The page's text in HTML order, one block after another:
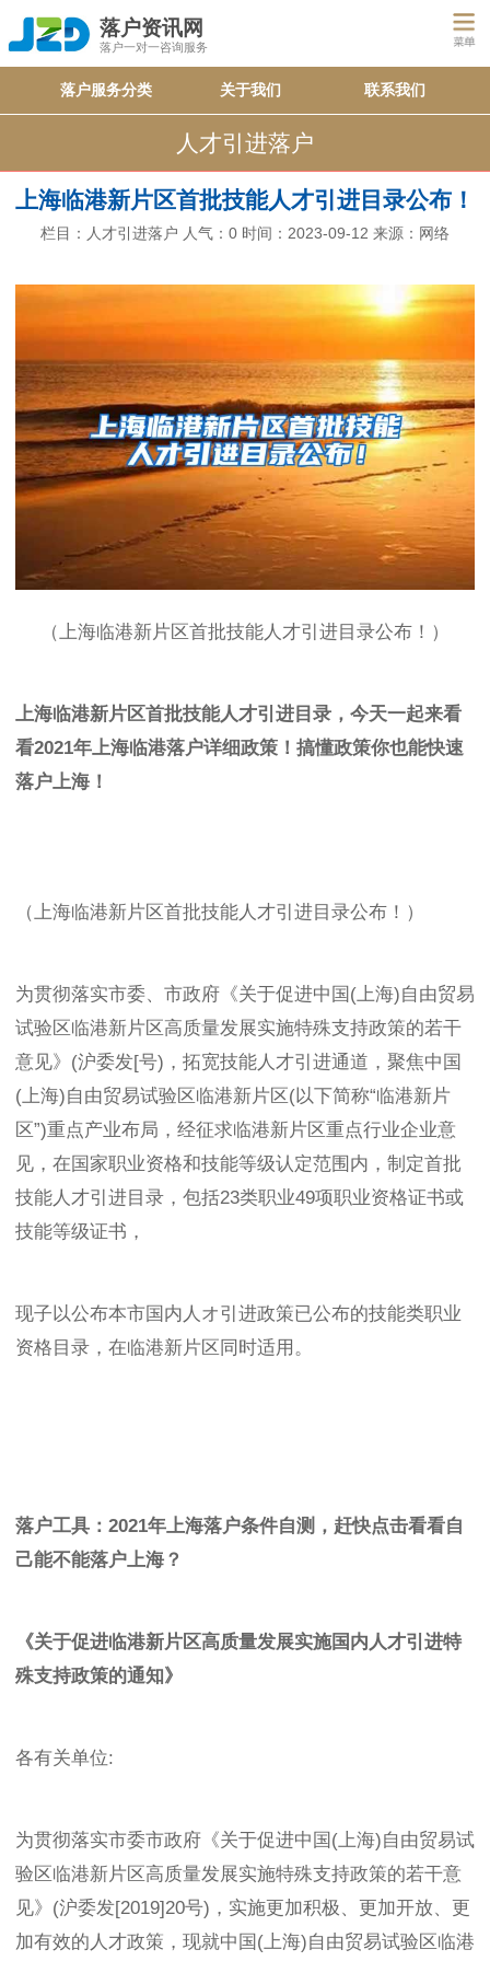
落户资讯网
落户一对一咨询服务
落户服务分类 关于我们 联系我们
人才引进落户
上海临港新片区首批技能人才引进目录公布！
栏目： 人才引进落户 人气： 0 时间：2023-09-12 来源：网络
（上海临港新片区首批技能人才引进目录公布！）
上海临港新片区首批技能人才引进目录，今天一起来看
看2021年 上海临港落户详细政策！搞懂政策你也能快速
落户上海！
（上海临港新片区首批技能人才引进目录公布！）
为贯彻落实市委、市政府《关于促进中国(上海)自由贸易
试验区临港新片区高质量发展实施特殊支持政策的若干
意见》(沪委发[号)，拓宽技能人才引进通道，聚焦中国
(上海)自由贸易试验区临港新片区(以下简称“临港新片
区”)重点产业布局，经征求临港新片区重点行业企业意
见，在国家职业资格和技能等级认定范围内，制定首批
技能人才引进目录，包括23类职业49项职业资格证书或
技能等级证书，
现子以公布本市国内人オ引进政策已公布的技能类职业
资格目录，在临港新片区同时适用。
落户工具：2021年上海落户条件自测，赶快点击看看自
己能不能落户上海？
《关于促进临港新片区高质量发展实施国内人才引进特
殊支持政策的通知》
各有关单位:
为贯彻落实市委市政府《关于促进中国(上海)自由贸易试
验区临港新片区高质量发展实施特殊支持政策的若干意
见》(沪委发[2019]20号)，实施更加积极、更加开放、更
加有效的人才政策，现就中国(上海)自由贸易试验区临港